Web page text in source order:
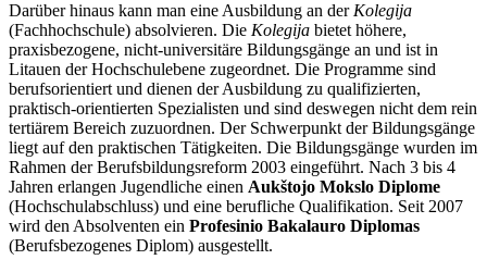
Darüber hinaus kann man eine Ausbildung an der Kolegija
(Fachhochschule) absolvieren. Die Kolegija bietet höhere,
praxisbezogene, nicht-universitäre Bildungsgänge an und ist in
Litauen der Hochschulebene zugeordnet. Die Programme sind
berufsorientiert und dienen der Ausbildung zu qualifizierten,
praktisch-orientierten Spezialisten und sind deswegen nicht dem rein
tertiärem Bereich zuzuordnen. Der Schwerpunkt der Bildungsgänge
liegt auf den praktischen Tätigkeiten. Die Bildungsgänge wurden im
Rahmen der Berufsbildungsreform 2003 eingeführt. Nach 3 bis 4
Jahren erlangen Jugendliche einen Aukštojo Mokslo Diplome
(Hochschulabschluss) und eine berufliche Qualifikation. Seit 2007
wird den Absolventen ein Profesinio Bakalauro Diplomas
(Berufsbezogenes Diplom) ausgestellt.